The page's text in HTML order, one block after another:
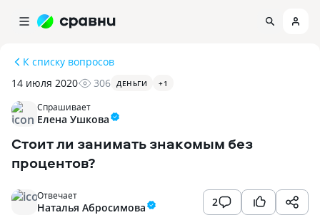
К списку вопросов
14 июля 2020
306 ДЕНЬГИ +1
Спрашивает
Елена Ушкова
Стоит ли занимать знакомым без
процентов?
2
Отвечает
Наталья Абросимова